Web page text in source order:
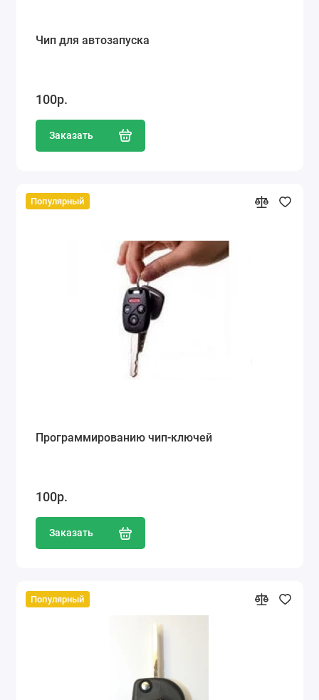
Чип для автозапуска
100р.
Заказать
Популярный
Программированию чип-ключей
100р.
Заказать
Популярный